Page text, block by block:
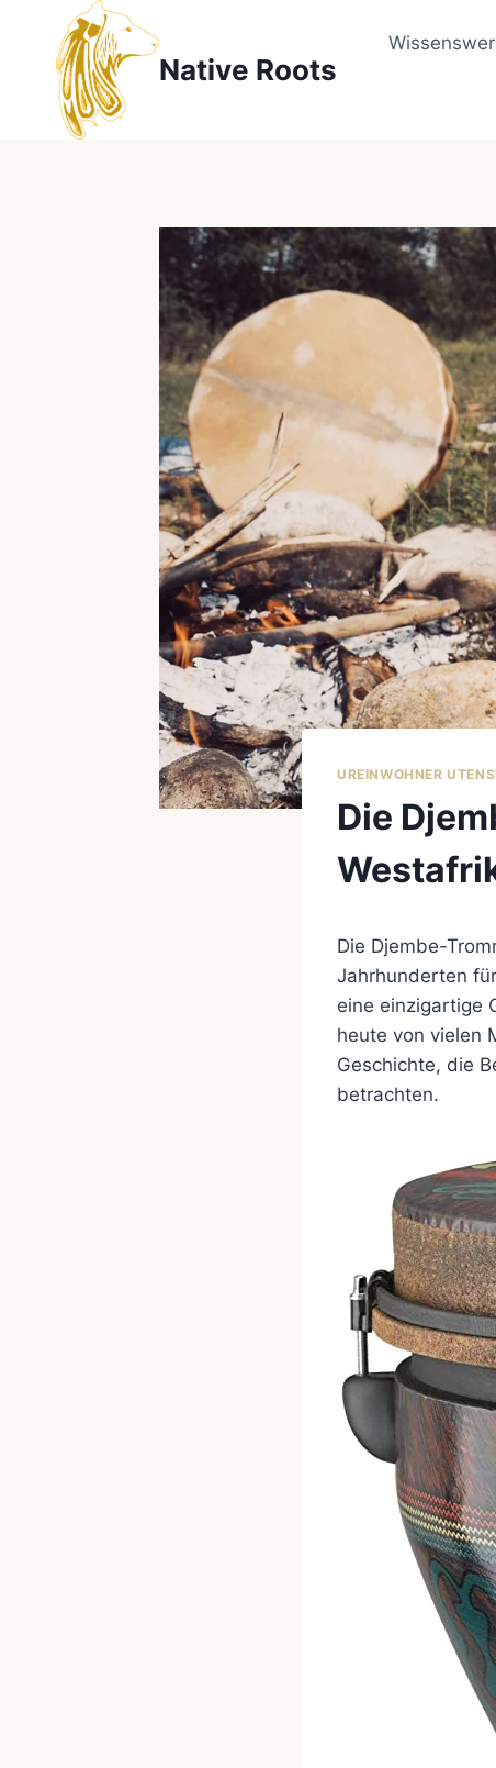
springen
Native Roots
UREINWOHNER
Die
Die Djembe-
Jahrhunderten
eine einzigartige
heute von vielen
Geschichte, die
betrachten.